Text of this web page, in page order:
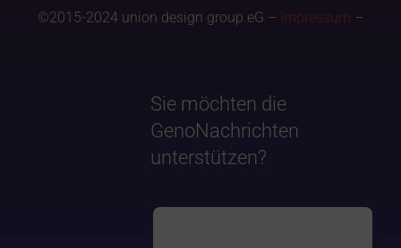
©2015-2024 union design group eG – Impressum –
Sie möchten die
GenoNachrichten
unterstützen?